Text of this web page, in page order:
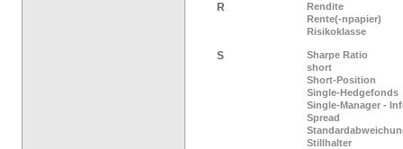
R
Rendite
Rente(-npapier)
Risikoklasse
S
Sharpe Ratio
short
Short-Position
Single-Hedgefonds
Single-Manager -
Spread
Stillhalter